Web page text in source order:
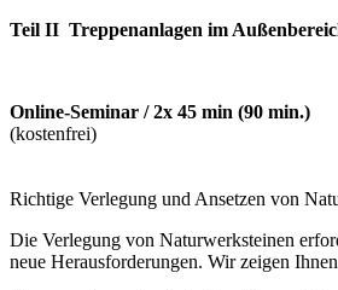
Teil II Treppenanlagen im
Online-Seminar / 2x 45 min (90 min.)
(kostenfrei)
Richtige Verlegung und Ansetzen von
Die Verlegung von Naturwerksteinen
neue Herausforderungen. Wir zeigen